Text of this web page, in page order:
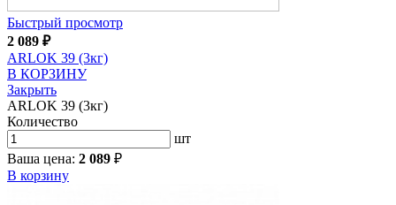
Быстрый просмотр
2 089 ₽
ARLOK 39 (3кг)
В КОРЗИНУ
Закрыть
ARLOK 39 (3кг)
Количество
шт
Ваша цена: 2 089 ₽
В корзину